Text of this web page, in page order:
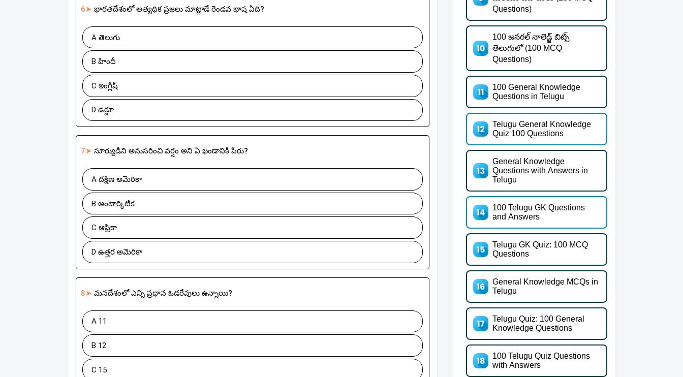
6➤ భారతదేశంలో అత్యధిక ప్రజలు మాట్లాడే రెండవ భాష ఏది?
A తెలుగు
B హిందీ
C ఇంగ్లీష్
D ఉర్దూ
7➤ సూర్యుడిని అనుసరించి వర్షం అని ఏ ఖండానికి పేరు?
A దక్షిణ అమెరికా
B అంటార్కిటిక
C ఆఫ్రికా
D ఉత్తర అమెరికా
8➤ మనదేశంలో ఎన్ని ప్రధాన ఓడరేవులు ఉన్నాయి?
A 11
B 12
C 15
Questions)
100 జనరల్ నాలెడ్జ్ బిట్స్
తెలుగులో (100 MCQ
Questions)
100 General Knowledge
Questions in Telugu
Telugu General Knowledge
Quiz 100 Questions
General Knowledge
Questions with Answers in
Telugu
100 Telugu GK Questions
and Answers
Telugu GK Quiz: 100 MCQ
Questions
General Knowledge MCQs in
Telugu
Telugu Quiz: 100 General
Knowledge Questions
100 Telugu Quiz Questions
with Answers